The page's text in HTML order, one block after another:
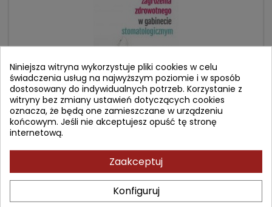
STANY NAGŁEGO ZAGROŻENIA ZDROWOTNEGO W
Autor: Andrzej Kopta
(0)
Cena
124,90 złCena
149,00 zł
Niniejsza witryna wykorzystuje pliki cookies w celu
świadczenia usług na najwyższym poziomie i w sposób
dostosowany do indywidualnych potrzeb. Korzystanie z
witryny bez zmiany ustawień dotyczących cookies
oznacza, że będą one zamieszczane w urządzeniu
końcowym. Jeśli nie akceptujesz opuść tę stronę
internetową.
Zaakceptuj
Konfiguruj